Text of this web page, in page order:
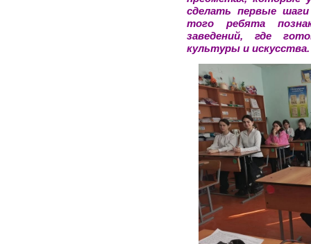
сделать первые
того ребята
заведений, где
культуры и искусства.